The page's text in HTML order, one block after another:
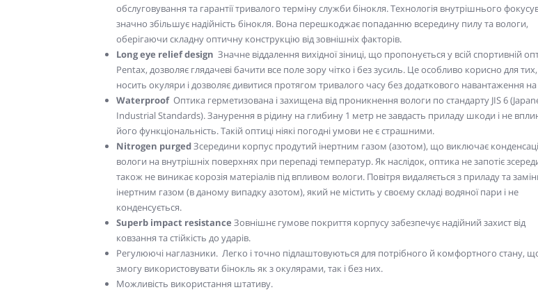
обслуговування та гарантії тривалого терміну служби бінокля. Технологія внутрішнього
значно збільшує надійність бінокля. Вона перешкоджає попаданню всередину пилу та вологи,
оберігаючи складну оптичну конструкцію від зовнішніх факторів.
Long eye relief design Значне віддалення вихідної зіниці, що пропонується у всій спортивній
Pentax, дозволяє глядачеві бачити все поле зору чітко і без зусиль. Це особливо корисно для
носить окуляри і дозволяє дивитися протягом тривалого часу без додаткового навантаження на
WaterproofОптика герметизована і захищена від проникнення вологи по стандарту JIS 6
Industrial Standards). Занурення в рідину на глибину 1 метр не завдасть приладу шкоди і не
його функціональність. Такій оптиці ніякі погодні умови не є страшними.
Nitrogen purgedЗсередини корпус продутий інертним газом (азотом), що виключає
вологи на внутрішніх поверхнях при перепаді температур. Як наслідок, оптика не запотіє
також не виникає корозія матеріалів під впливом вологи. Повітря видаляється з приладу та
інертним газом (в даному випадку азотом), який не містить у своєму складі водяної пари і не
конденсується.
Superb impact resistance Зовнішнє гумове покриття корпусу забезпечує надійний захист від
ковзання тастійкість до ударів.
Регулюючі наглазники. Легко і точно підлаштовуються для потрібного й комфортного стану,
змогу використовувати бінокль як з окулярами, так і без них.
Можливість використання штативу.